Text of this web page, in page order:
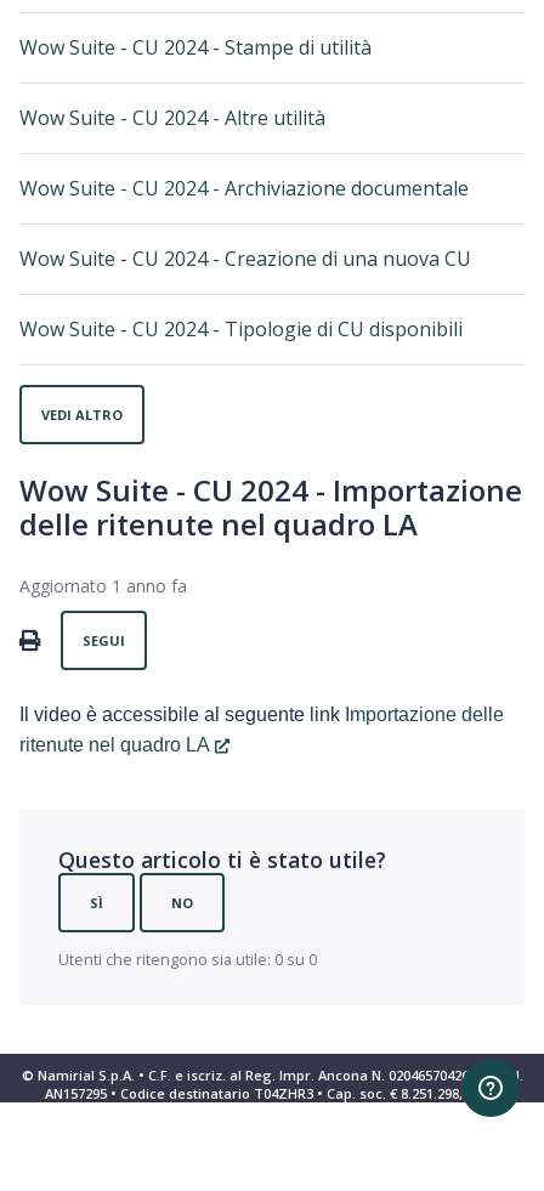
Wow Suite - CU 2024 - Stampe di utilità
Wow Suite - CU 2024 - Altre utilità
Wow Suite - CU 2024 - Archiviazione documentale
Wow Suite - CU 2024 - Creazione di una nuova CU
Wow Suite - CU 2024 - Tipologie di CU disponibili
VEDI ALTRO
Wow Suite - CU 2024 - Importazione
delle ritenute nel quadro LA
Aggiornato 1 anno fa
PRINT
SEGUI
Il video è accessibile al seguente link Importazione delle
ritenute nel quadro LA
Questo articolo ti è stato utile?
SÌ NO
Utenti che ritengono sia utile: 0 su 0
© Namirial S.p.A. • C.F. e iscriz. al Reg. Impr. Ancona N. 02046570426 • REA N.
AN157295 • Codice destinatario T04ZHR3 • Cap. soc. € 8.251.298,70 i.v.